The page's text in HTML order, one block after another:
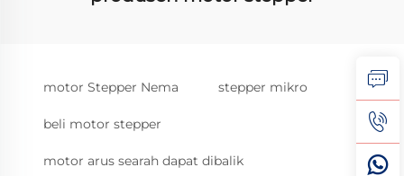
motor Stepper Nema stepper mikro
beli motor stepper
motor arus searah dapat dibalik